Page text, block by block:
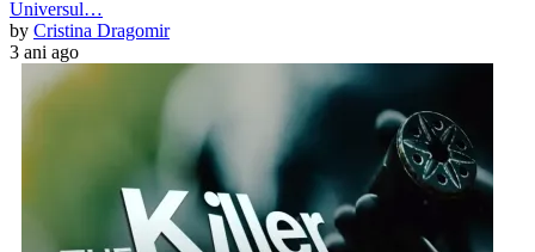
Universul…
by Cristina Dragomir
3 ani ago